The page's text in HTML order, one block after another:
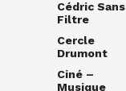
Cédric Sans
Filtre
Cercle
Drumont
Ciné –
Musique